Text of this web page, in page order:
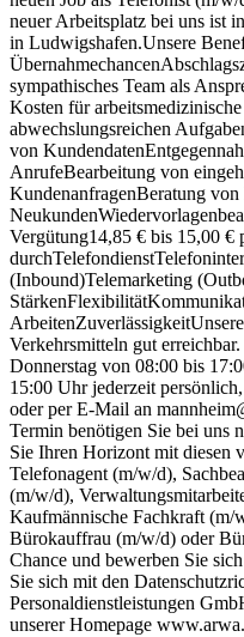
neuer Arbeitsplatz bei uns ist
in Ludwigshafen.Unsere
sympathisches Team als
Kosten für
abwechslungsreichen
von
AnrufeBearbeitung von
KundenanfragenBeratung von
Vergütung14,85 € bis 15,00 €
(Inbound)Telemarketing
Verkehrsmitteln gut
Donnerstag von 08:00 bis
15:00 Uhr jederzeit
oder per E-Mail an
Termin benötigen Sie bei uns
Sie Ihren Horizont mit diesen
Telefonagent (m/w/d),
(m/w/d),
Kaufmännische Fachkraft
Bürokauffrau (m/w/d) oder
Chance und bewerben Sie
Sie sich mit den
Personaldienstleistungen
unserer Homepage